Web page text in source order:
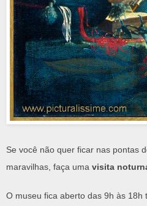
Se você não quer ficar nas pontas
maravilhas, faça uma visita
O museu fica aberto das 9h às